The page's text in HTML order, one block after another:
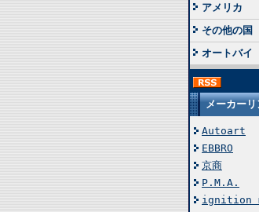
アメリカ
その他の国
オートバイ
メーカーリ
Autoart
EBBRO
京商
P.M.A.
ignition